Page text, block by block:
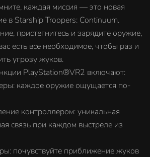
каждая миссия — это новая
в Starship Troopers: Continuum.
пристегнитесь и зарядите оружие,
есть все необходимое, чтобы раз и
угрозу жуков.
PlayStation®VR2 включают:
каждое оружие ощущается по-
контроллером: уникальная
связь при каждом выстреле из
почувствуйте приближение жуков